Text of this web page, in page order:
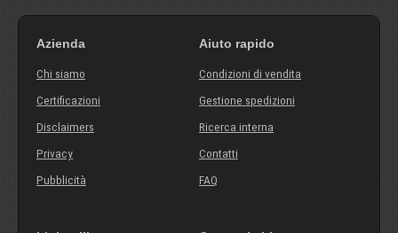
Azienda
Chi siamo
Certificazioni
Disclaimers
Privacy
Pubblicità
Aiuto rapido
Condizioni di vendita
Gestione spedizioni
Ricerca interna
Contatti
FAQ